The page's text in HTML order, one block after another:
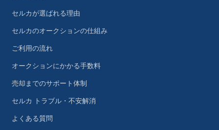
セルカが選ばれる理由
セルカのオークションの仕組み
ご利用の流れ
オークションにかかる手数料
売却までのサポート体制
セルカ トラブル・不安解消
よくある質問